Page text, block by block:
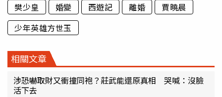
樊少皇 婚變 西遊記 離婚
賈曉晨
少年英雄方世玉
相關文章
涉恐嚇取財又衝撞同袍？莊武能還原真相 哭喊：沒臉
活下去